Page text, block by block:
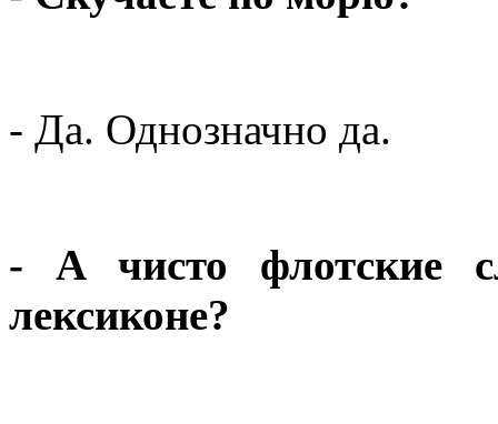
- Да. Однозначно да.
- А чисто флотские
лексиконе?